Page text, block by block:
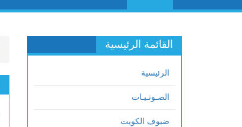
القائمة الرئيسية
الرئيسية
الصـوتـيـات
ضيوف الكويت